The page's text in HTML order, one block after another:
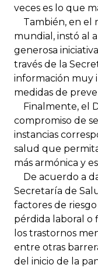
veces es lo que
También, en el
mundial, instó al
generosa
través de la
información muy
medidas de
Finalmente, el
compromiso de
instancias
salud que
más armónica y
De acuerdo a
Secretaría de
factores de riesgo
pérdida laboral o
los trastornos
entre otras
del inicio de la